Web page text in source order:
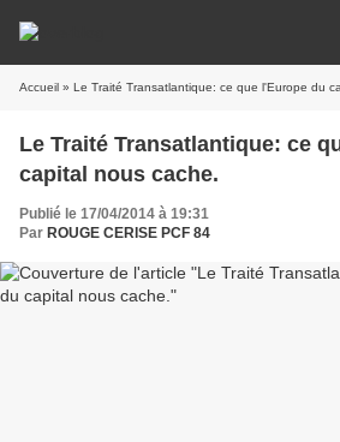
Accueil » Le Traité Transatlantique: ce que l'Europe du
Le Traité Transatlantique: ce
capital nous cache.
Publié le 17/04/2014 à 19:31
Par ROUGE CERISE PCF 84